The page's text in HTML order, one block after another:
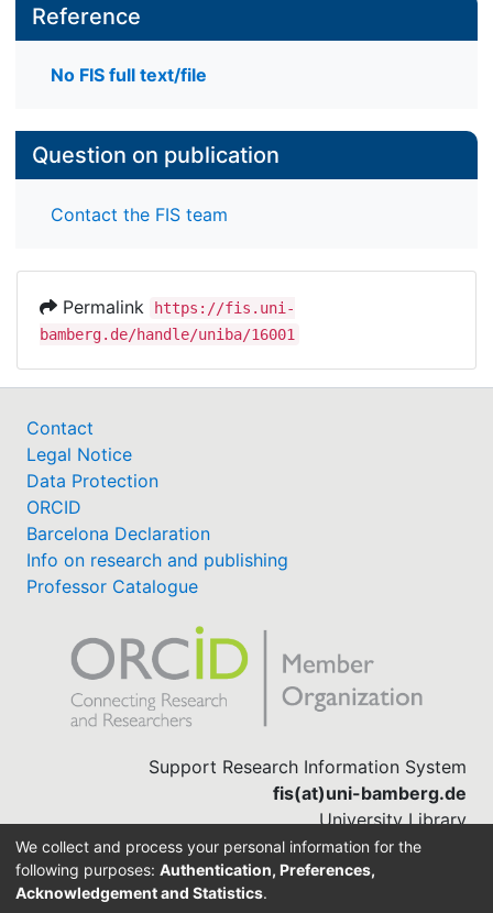
Reference
No FIS full text/file
Question on publication
Contact the FIS team
Permalink
https://fis.uni-
bamberg.de/handle/uniba/16001
Contact
Legal Notice
Data Protection
ORCID
Barcelona Declaration
Info on research and publishing
Professor Catalogue
Support Research Information System
fis(at)uni-bamberg.de
University Library
(0951) 863-1568
We collect and process your personal information for the
following purposes: Authentication, Preferences,
Acknowledgement and Statistics.